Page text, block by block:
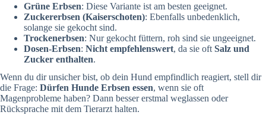
Grüne Erbsen: Diese Variante ist am besten geeignet.
Zuckererbsen (Kaiserschoten): Ebenfalls unbedenklich,
solange sie gekocht sind.
Trockenerbsen: Nur gekocht füttern, roh sind sie ungeeignet.
Dosen-Erbsen: Nicht empfehlenswert, da sie oft Salz und
Zucker enthalten.
Wenn du dir unsicher bist, ob dein Hund empfindlich reagiert, stell dir
die Frage: Dürfen Hunde Erbsen essen, wenn sie oft
Magenprobleme haben? Dann besser erstmal weglassen oder
Rücksprache mit dem Tierarzt halten.